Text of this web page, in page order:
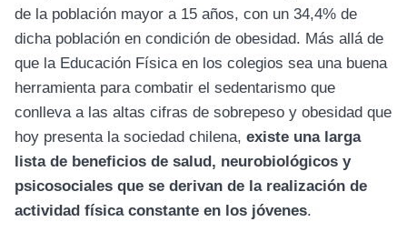
de la población mayor a 15 años, con un 34,4% de
dicha población en condición de obesidad. Más allá de
que la Educación Física en los colegios sea una buena
herramienta para combatir el sedentarismo que
conlleva a las altas cifras de sobrepeso y obesidad que
hoy presenta la sociedad chilena, existe una larga
lista de beneficios de salud, neurobiológicos y
psicosociales que se derivan de la realización de
actividad física constante en los jóvenes.